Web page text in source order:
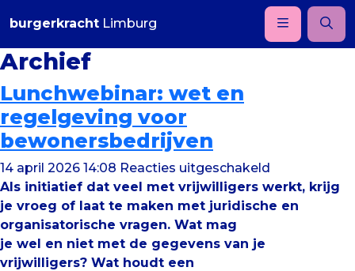
burgerkracht Limburg
Archief
Lunchwebinar: wet en
regelgeving voor
bewonersbedrijven
14 april 2026 14:08 Reacties uitgeschakeld
wet
Als initiatief dat veel met vrijwilligers werkt, krijg
je vroeg of laat te maken met juridische en
organisatorische vragen. Wat mag
je wel en niet met de gegevens van je
vrijwilligers? Wat houdt een